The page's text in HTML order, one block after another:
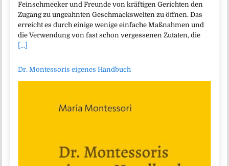
Feinschmecker und Freunde von kräftigen Gerichten den
Zugang zu ungeahnten Geschmackswelten zu öffnen. Das
erreicht es durch einige wenige einfache Maßnahmen und
die Verwendung von fast schon vergessenen Zutaten, die
[...]
Dr. Montessoris eigenes Handbuch